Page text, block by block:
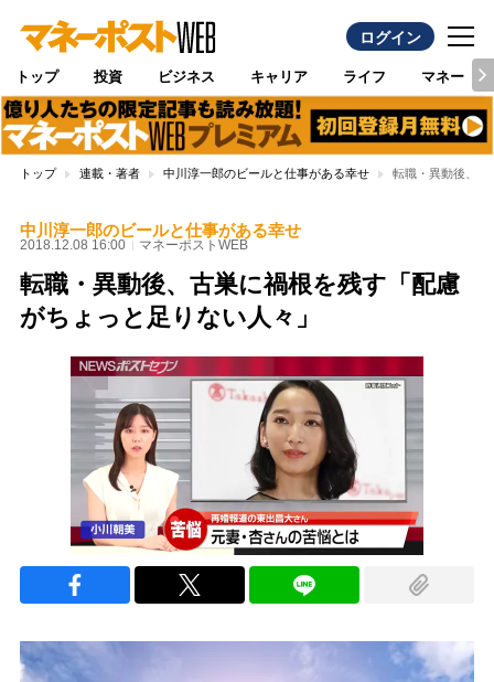
ログイン
トップ 投資 ビジネス キャリア ライフ マネー
トップ 連載・著者 中川淳一郎のビールと仕事がある幸せ 転職・異動後、古
中川淳一郎のビールと仕事がある幸せ
2018.12.08 16:00 マネーポストWEB
転職・異動後、古巣に禍根を残す「配慮
がちょっと足りない人々」